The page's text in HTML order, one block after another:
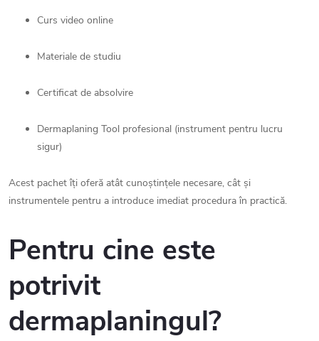
Curs video online
Materiale de studiu
Certificat de absolvire
Dermaplaning Tool profesional (instrument pentru lucru
sigur)
Acest pachet îți oferă atât cunoștințele necesare, cât și
instrumentele pentru a introduce imediat procedura în practică.
Pentru cine este
potrivit
dermaplaningul?